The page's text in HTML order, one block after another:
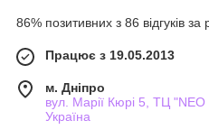
86% позитивних з 86 відгуків за
Працює з 19.05.2013
м. Дніпро
вул. Марії Кюрі 5, ТЦ
Україна